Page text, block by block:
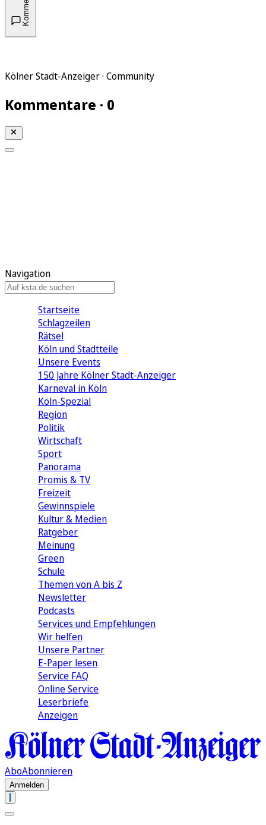
Kölner Stadt-Anzeiger · Community
Kommentare · 0
Navigation
Startseite
Schlagzeilen
Rätsel
Köln und Stadtteile
Unsere Events
150 Jahre Kölner Stadt-Anzeiger
Karneval in Köln
Köln-Spezial
Region
Politik
Wirtschaft
Sport
Panorama
Promis & TV
Freizeit
Gewinnspiele
Kultur & Medien
Ratgeber
Meinung
Green
Schule
Themen von A bis Z
Newsletter
Podcasts
Services und Empfehlungen
Wir helfen
Unsere Partner
E-Paper lesen
Service FAQ
Online Service
Leserbriefe
Anzeigen
AboAbonnieren
Anmelden